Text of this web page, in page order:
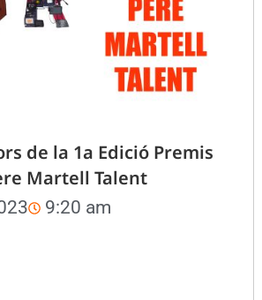
de la 1a Edició Premis
Martell Talent
9:20 am